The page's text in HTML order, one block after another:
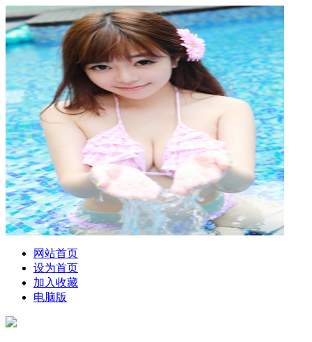
网站首页
设为首页
加入收藏
电脑版